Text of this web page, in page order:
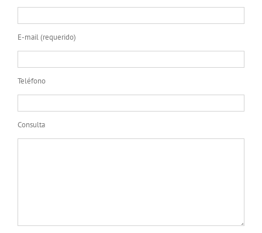
E-mail (requerido)
Teléfono
Consulta